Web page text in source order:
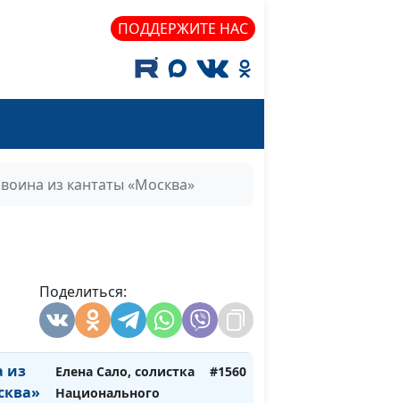
ПОДДЕРЖИТЕ НАС
из кантаты «Москва»
Поделиться:
Елена Сало, солистка
Национального
Академического
Лиза Василькова,
#1562
оперы и балета РБ,
Лиза Василькова,
аккомпанемент
из
Елена Сало, солистка
Национального
#1560